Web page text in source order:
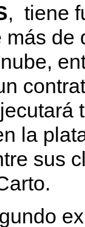
, tiene
la
sus